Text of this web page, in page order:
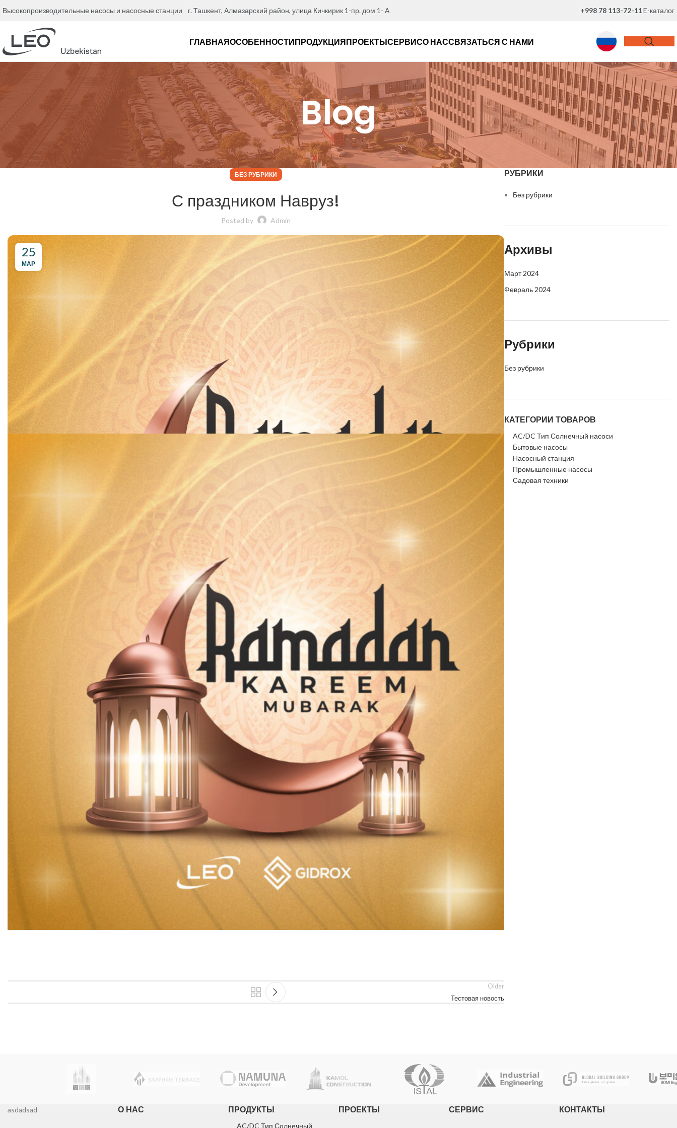
Высокопроизводительные насосы и насосные станции г. Ташкент, Алмазарский район, улица Кичкирик 1-пр. дом 1- А +998 78 113-72-11E-каталог
ГЛАВНАЯОСОБЕННОСТИПРОДУКЦИЯПРОЕКТЫСЕРВИСО НАССВЯЗАТЬСЯ С НАМИ
Blog
БЕЗ РУБРИКИ
С праздником Навруз!
Posted by Admin
25
МАР
Все сотрудники и менеджеры компании LEO поздравляют всех покупателей и всех продавцов с праздником Наврузом! В 2024 году мы внесем
изменения на рынок Узбекистана, внеся новые изменения и лучшую продукцию для вас, покупателей!
Older
Тестовая новость
РУБРИКИ
Без рубрики
Архивы
Март 2024
Февраль 2024
Рубрики
Без рубрики
КАТЕГОРИИ ТОВАРОВ
AC/DC Тип Солнечный насоси
Бытовые насосы
Насосный станция
Промышленные насосы
Садовая техники
asdadsad О НАС ПРОДУКТЫ
AC/DC Тип Солнечный
ПРОЕКТЫ СЕРВИС КОНТАКТЫ